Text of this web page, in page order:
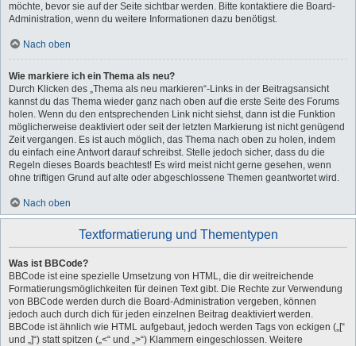
möchte, bevor sie auf der Seite sichtbar werden. Bitte kontaktiere die Board-
Administration, wenn du weitere Informationen dazu benötigst.
Nach oben
Wie markiere ich ein Thema als neu?
Durch Klicken des „Thema als neu markieren“-Links in der Beitragsansicht
kannst du das Thema wieder ganz nach oben auf die erste Seite des Forums
holen. Wenn du den entsprechenden Link nicht siehst, dann ist die Funktion
möglicherweise deaktiviert oder seit der letzten Markierung ist nicht genügend
Zeit vergangen. Es ist auch möglich, das Thema nach oben zu holen, indem
du einfach eine Antwort darauf schreibst. Stelle jedoch sicher, dass du die
Regeln dieses Boards beachtest! Es wird meist nicht gerne gesehen, wenn
ohne triftigen Grund auf alte oder abgeschlossene Themen geantwortet wird.
Nach oben
Textformatierung und Thementypen
Was ist BBCode?
BBCode ist eine spezielle Umsetzung von HTML, die dir weitreichende
Formatierungsmöglichkeiten für deinen Text gibt. Die Rechte zur Verwendung
von BBCode werden durch die Board-Administration vergeben, können
jedoch auch durch dich für jeden einzelnen Beitrag deaktiviert werden.
BBCode ist ähnlich wie HTML aufgebaut, jedoch werden Tags von eckigen („[“
und „]“) statt spitzen („<“ und „>“) Klammern eingeschlossen. Weitere